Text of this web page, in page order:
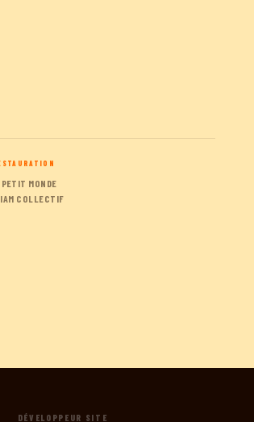
MONDE
COLLECTIF
DÉVELOPPEUR SITE